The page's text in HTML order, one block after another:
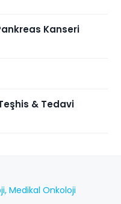
Kanseri
& Tedavi
Medikal Onkoloji